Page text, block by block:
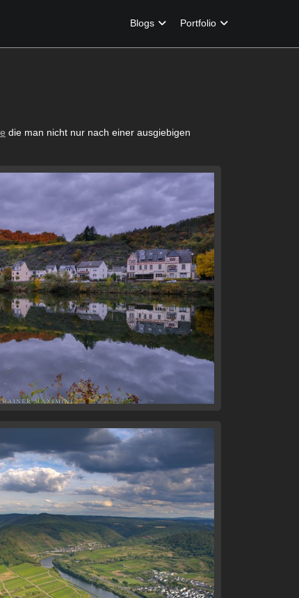
Blogs Portfolio
die man nicht nur nach einer ausgiebigen